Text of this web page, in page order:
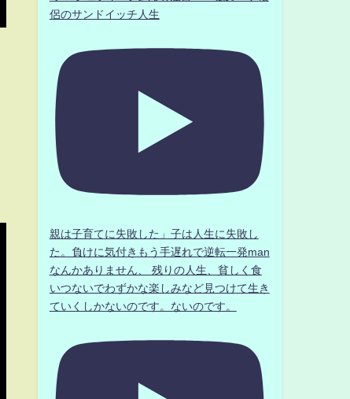
侶のサンドイッチ人生
親は子育てに失敗した」子は人生に失敗し
た。負けに気付きもう手遅れで逆転一発man
なんかありません、 残りの人生、貧しく食
いつないでわずかな楽しみなど見つけて生き
ていくしかないのです。ないのです。